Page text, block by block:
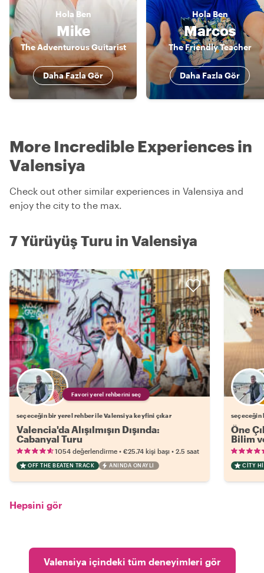
Hola Ben
Mike
The Adventurous Guitarist
Daha Fazla Gör
HolaBen
Marcos
The Friendly Teacher
Daha Fazla Gör
More Incredible Experiences in
Valensiya
Check out other similar experiences in Valensiya and
enjoy the city to the max.
7 Yürüyüş Turu in Valensiya
Favori yerel rehberini seç
seçeceğin bir yerel rehber ile Valensiya keyfini çıkar
Valencia'da Alışılmışın Dışında:
Cabanyal Turu
1054 değerlendirme • €25.74 kişi başı • 2.5 saat
OFF THE BEATEN TRACK ANINDA ONAYLI
seçeceğin
Öne
Bilim
CITY
Hepsini gör
Valensiya içindeki tüm deneyimleri gör